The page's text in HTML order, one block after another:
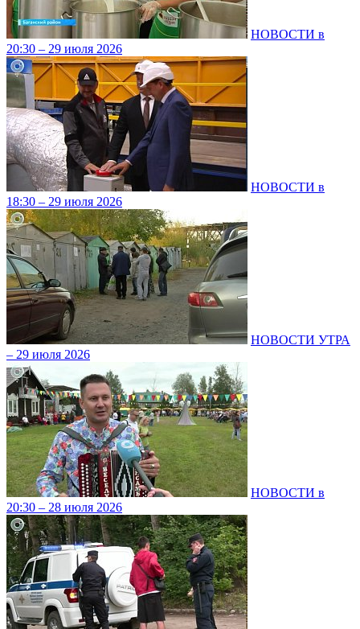
НОВОСТИ в
20:30 – 29 июля 2026
НОВОСТИ в
18:30 – 29 июля 2026
НОВОСТИ УТРА
– 29 июля 2026
НОВОСТИ в
20:30 – 28 июля 2026